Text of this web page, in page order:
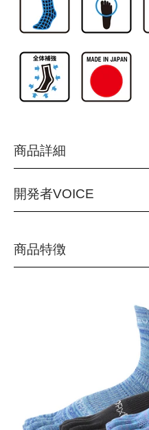
商品詳細
品番：RNS5008
(10)ブラック
(20)ブルー
素材：綿, アクリル, ナイ
開発者VOICE
ーズとなった「EVOシリーズ
耐久性と素足感覚を両立し
従来品より大幅に蒸れ感を
EVOの耐久性の高さは生地
め、より蒸れにくい作りに
における大きな課題でもあ
は、まさにこの課題に取り
商品特徴